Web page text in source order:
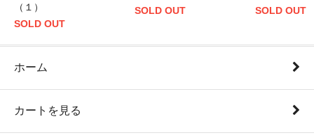
（１）
SOLD OUT
SOLD OUT
SOLD OUT
ホーム
カートを見る